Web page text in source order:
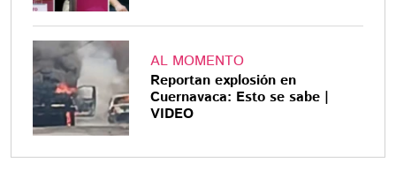
AL MOMENTO
Reportan explosión en
Cuernavaca: Esto se sabe |
VIDEO